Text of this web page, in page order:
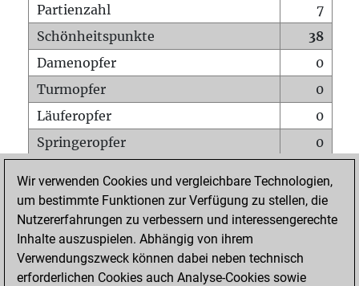
Partienzahl
7
Schönheitspunkte
38
Damenopfer
0
Turmopfer
0
Läuferopfer
0
Springeropfer
0
Matt auf vollem Brett
0
Bauer setzt Matt
0
Erstickte Matts
Unterverwandlungen
Wir verwenden Cookies und vergleichbare Technologien,
um bestimmte Funktionen zur Verfügung zu stellen, die
Nutzererfahrungen zu verbessern und interessengerechte
Inhalte auszuspielen. Abhängig von ihrem
Verwendungszweck können dabei neben technisch
erforderlichen Cookies auch Analyse-Cookies sowie